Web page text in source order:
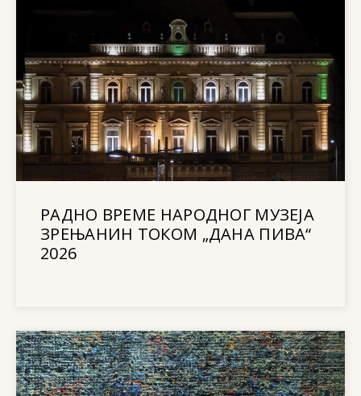
РАДНО ВРЕМЕ НАРОДНОГ МУЗЕЈА
ЗРЕЊАНИН ТОКОМ „ДАНА ПИВА“
2026